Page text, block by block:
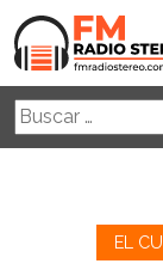
Buscar:
EL